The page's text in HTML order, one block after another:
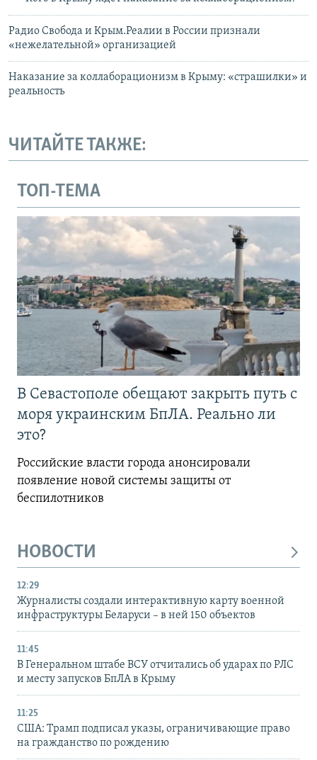
Радио Свобода и Крым.Реалии в России признали
«нежелательной» организацией
Наказание за коллаборационизм в Крыму: «страшилки» и
реальность
ЧИТАЙТЕ ТАКЖЕ:
ТОП-ТЕМА
В Севастополе обещают закрыть путь с
моря украинским БпЛА. Реально ли
это?
Российские власти города анонсировали
появление новой системы защиты от
беспилотников
НОВОСТИ
12:29
Журналисты создали интерактивную карту военной
инфраструктуры Беларуси – в ней 150 объектов
11:45
В Генеральном штабе ВСУ отчитались об ударах по РЛС
и месту запусков БпЛА в Крыму
11:25
США: Трамп подписал указы, ограничивающие право
на гражданство по рождению